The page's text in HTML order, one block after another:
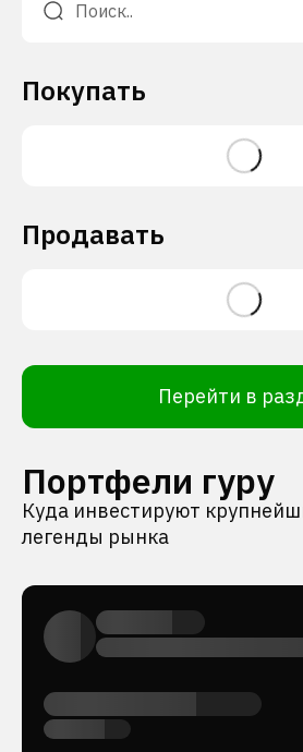
Покупать
Продавать
Перейти в
Портфели гуру
Куда инвестируют
легенды рынка